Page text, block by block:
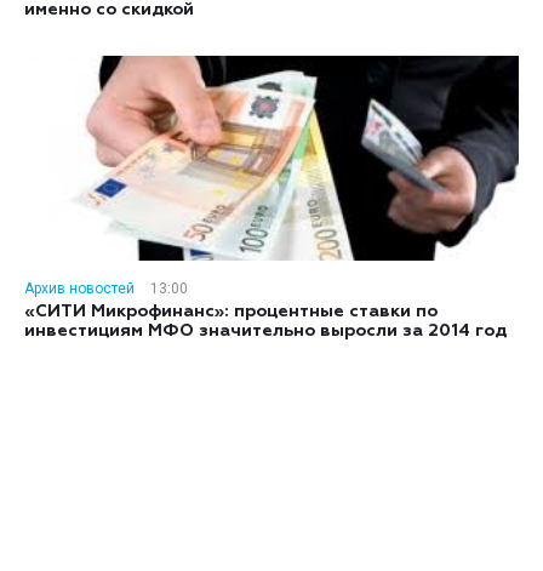
именно со скидкой
Архив новостей
13:00
«СИТИ Микрофинанс»: процентные ставки по
инвестициям МФО значительно выросли за 2014 год